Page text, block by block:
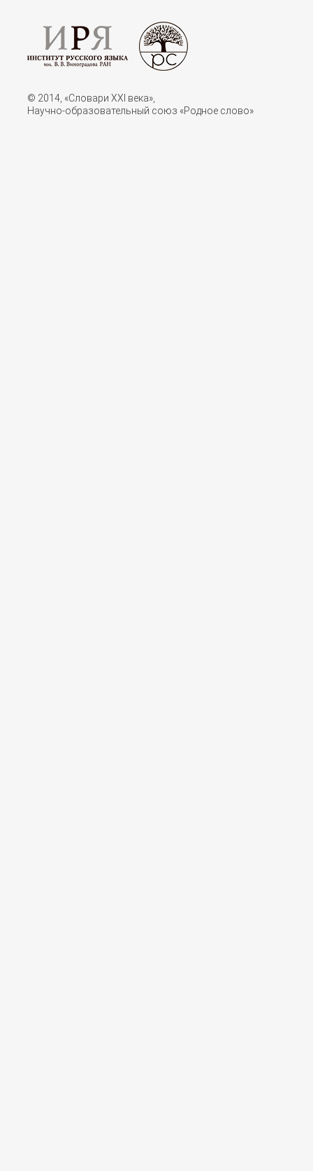
© 2014, «Словари XXI векa»,
Научно-образовательный союз «Родное слово»